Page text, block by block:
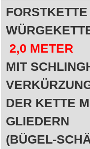
2,0 METER
MIT
DER KETTE
GLIEDERN
(BÜGEL-